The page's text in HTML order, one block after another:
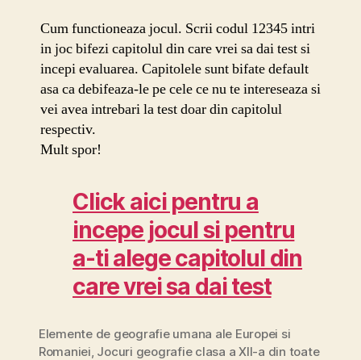
Cum functioneaza jocul. Scrii codul 12345 intri
in joc bifezi capitolul din care vrei sa dai test si
incepi evaluarea. Capitolele sunt bifate default
asa ca debifeaza-le pe cele ce nu te intereseaza si
vei avea intrebari la test doar din capitolul
respectiv.
Mult spor!
Click aici pentru a
incepe jocul si pentru
a-ti alege capitolul din
care vrei sa dai test
Elemente de geografie umana ale Europei si
Romaniei Jocuri geografie clasa a XII-a din toate